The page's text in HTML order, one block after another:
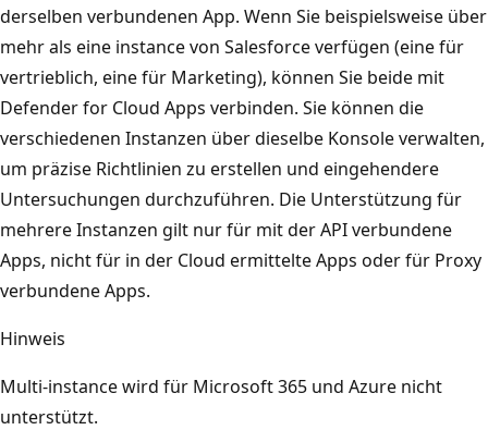
derselben verbundenen App. Wenn Sie beispielsweise über
mehr als eine instance von Salesforce verfügen (eine für
vertrieblich, eine für Marketing), können Sie beide mit
Defender for Cloud Apps verbinden. Sie können die
verschiedenen Instanzen über dieselbe Konsole verwalten,
um präzise Richtlinien zu erstellen und eingehendere
Untersuchungen durchzuführen. Die Unterstützung für
mehrere Instanzen gilt nur für mit der API verbundene
Apps, nicht für in der Cloud ermittelte Apps oder für Proxy
verbundene Apps.
Hinweis
Multi-instance wird für Microsoft 365 und Azure nicht
unterstützt.